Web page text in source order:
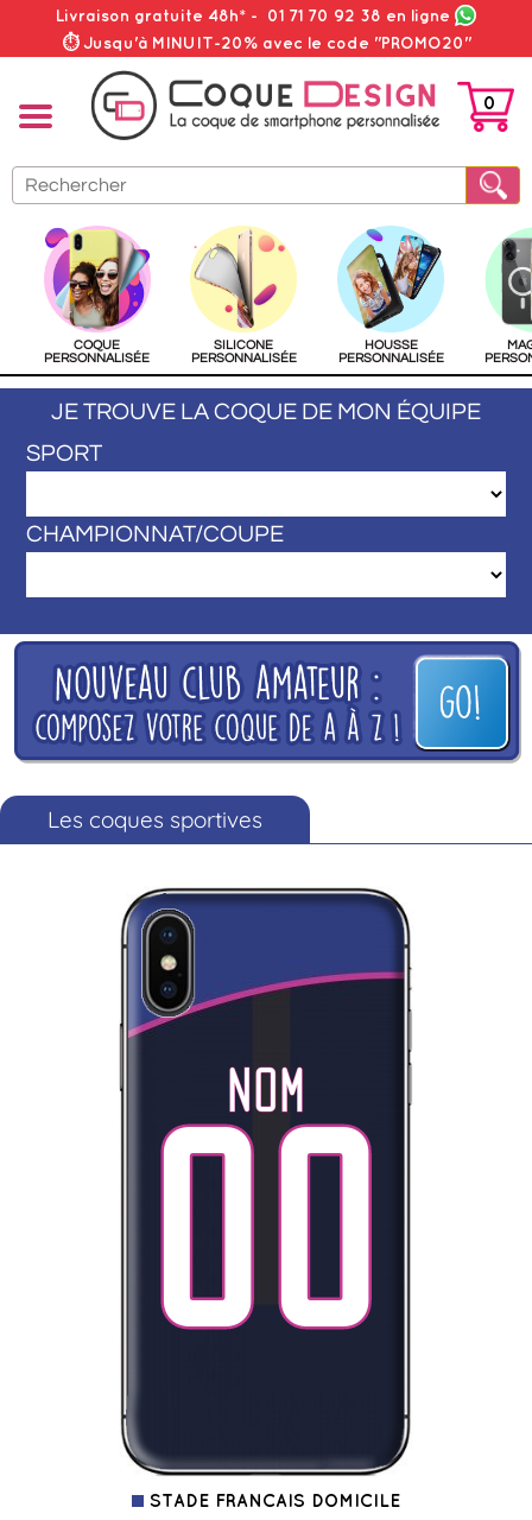
Livraison gratuite 48h* - 01 71 70 92 38 en ligne
⏱ Jusqu'à MINUIT-20% avec le code "PROMO20"
PANIER
0
COQUE
PERSONNALISÉE
SILICONE
PERSONNALISÉE
HOUSSE
PERSONNALISÉE
JE TROUVE LA COQUE DE MON ÉQUIPE
SPORT
CHAMPIONNAT/COUPE
Les coques sportives
STADE FRANCAIS DOMICILE